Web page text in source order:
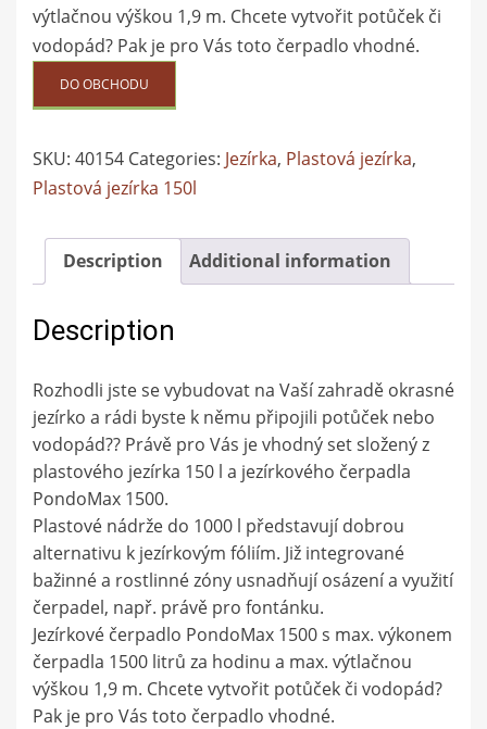
výtlačnou výškou 1,9 m. Chcete vytvořit potůček či
vodopád? Pak je pro Vás toto čerpadlo vhodné.
DO OBCHODU
SKU: 40154 Categories: Jezírka, Plastová jezírka,
Plastová jezírka 150l
Description Additional information
Description
Rozhodli jste se vybudovat na Vaší zahradě okrasné
jezírko a rádi byste k němu připojili potůček nebo
vodopád?? Právě pro Vás je vhodný set složený z
plastového jezírka 150 l a jezírkového čerpadla
PondoMax 1500.
Plastové nádrže do 1000 l představují dobrou
alternativu k jezírkovým fóliím. Již integrované
bažinné a rostlinné zóny usnadňují osázení a využití
čerpadel, např. právě pro fontánku.
Jezírkové čerpadlo PondoMax 1500 s max. výkonem
čerpadla 1500 litrů za hodinu a max. výtlačnou
výškou 1,9 m. Chcete vytvořit potůček či vodopád?
Pak je pro Vás toto čerpadlo vhodné.